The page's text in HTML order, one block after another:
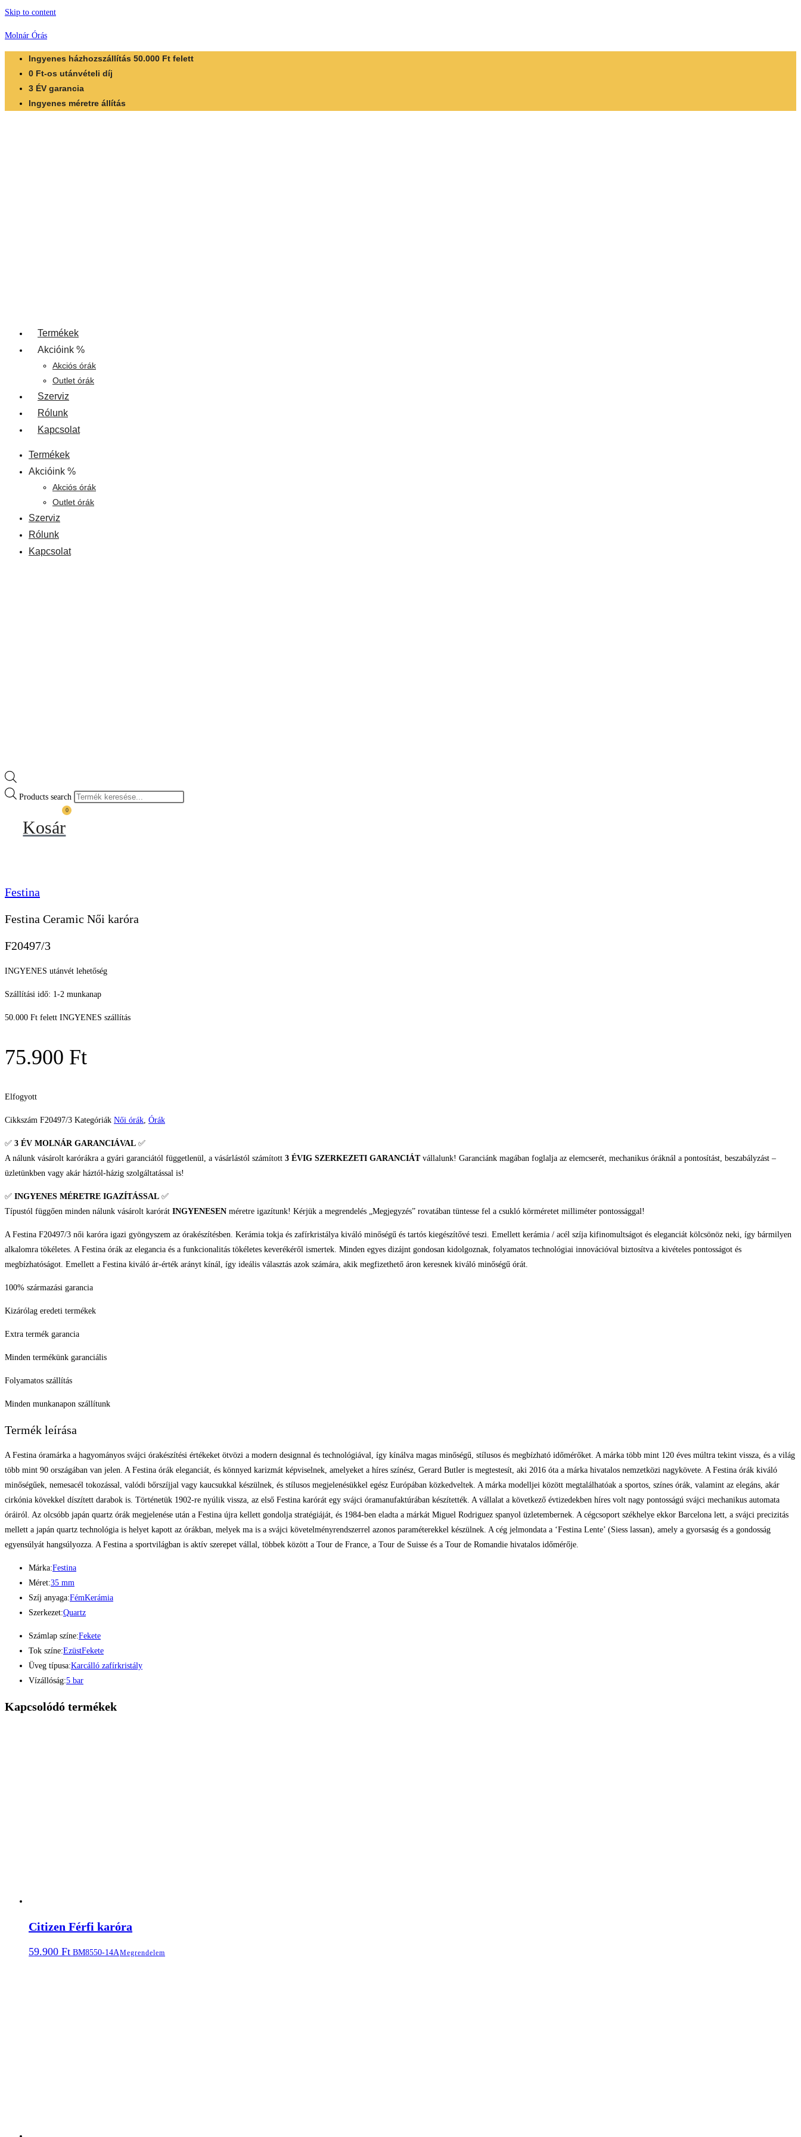
Skip to content
Molnár Órás
Ingyenes házhozszállítás 50.000 Ft felett
0 Ft-os utánvételi díj
3 ÉV garancia
Ingyenes méretre állítás
Termékek
Akcióink %
Akciós órák
Outlet órák
Szerviz
Rólunk
Kapcsolat
Termékek
Akcióink %
Akciós órák
Outlet órák
Szerviz
Rólunk
Kapcsolat
Products search
0
Kosár
Festina
Festina Ceramic Női karóra
F20497/3
INGYENES utánvét lehetőség
Szállítási idő: 1-2 munkanap
50.000 Ft felett INGYENES szállítás
75.900 Ft
Elfogyott
Cikkszám F20497/3 Kategóriák Női órák, Órák
✅ 3 ÉV MOLNÁR GARANCIÁVAL ✅
A nálunk vásárolt karórákra a gyári garanciától függetlenül, a vásárlástól számított 3 ÉVIG SZERKEZETI GARANCIÁTvállalunk! Garanciánk magában foglalja az elemcserét, mechanikus óráknál a pontosítást, beszabályzást –
üzletünkben vagy akár háztól-házig szolgáltatással is!
✅ INGYENES MÉRETRE IGAZÍTÁSSAL ✅
Típustól függően minden nálunk vásárolt karórát INGYENESEN méretre igazítunk! Kérjük a megrendelés „Megjegyzés” rovatában tüntesse fel a csukló körméretet milliméter pontossággal!
A Festina F20497/3 női karóra igazi gyöngyszem az órakészítésben. Kerámia tokja és zafírkristálya kiváló minőségű és tartós kiegészítővé teszi. Emellett kerámia / acél szíja kifinomultságot és eleganciát kölcsönöz neki, így bármilyen
alkalomra tökéletes. A Festina órák az elegancia és a funkcionalitás tökéletes keverékéről ismertek. Minden egyes dizájnt gondosan kidolgoznak, folyamatos technológiai innovációval biztosítva a kivételes pontosságot és
megbízhatóságot. Emellett a Festina kiváló ár-érték arányt kínál, így ideális választás azok számára, akik megfizethető áron keresnek kiváló minőségű órát.
100% származási garancia
Kizárólag eredeti termékek
Extra termék garancia
Minden termékünk garanciális
Folyamatos szállítás
Minden munkanapon szállítunk
Termék leírása
A Festina óramárka a hagyományos svájci órakészítési értékeket ötvözi a modern designnal és technológiával, így kínálva magas minőségű, stílusos és megbízható időmérőket. A márka több mint 120 éves múltra tekint vissza, és a világ
több mint 90 országában van jelen. A Festina órák eleganciát, és könnyed karizmát képviselnek, amelyeket a híres színész, Gerard Butler is megtestesít, aki 2016 óta a márka hivatalos nemzetközi nagykövete. A Festina órák kiváló
minőségűek, nemesacél tokozással, valódi bőrszíjjal vagy kaucsukkal készülnek, és stílusos megjelenésükkel egész Európában közkedveltek. A márka modelljei között megtalálhatóak a sportos, színes órák, valamint az elegáns, akár
cirkónia kövekkel díszített darabok is. Történetük 1902-re nyúlik vissza, az első Festina karórát egy svájci óramanufaktúrában készítették. A vállalat a következő évtizedekben híres volt nagy pontosságú svájci mechanikus automata
óráiról. Az olcsóbb japán quartz órák megjelenése után a Festina újra kellett gondolja stratégiáját, és 1984-ben eladta a márkát Miguel Rodriguez spanyol üzletembernek. A cégcsoport székhelye ekkor Barcelona lett, a svájci precizitás
mellett a japán quartz technológia is helyet kapott az órákban, melyek ma is a svájci követelményrendszerrel azonos paraméterekkel készülnek. A cég jelmondata a ‘Festina Lente’ (Siess lassan), amely a gyorsaság és a gondosság
egyensúlyát hangsúlyozza. A Festina a sportvilágban is aktív szerepet vállal, többek között a Tour de France, a Tour de Suisse és a Tour de Romandie hivatalos időmérője.
Márka:Festina
Méret:35 mm
Szíj anyaga:FémKerámia
Szerkezet:Quartz
Számlap színe:Fekete
Tok színe:EzüstFekete
Üveg típusa:Karcálló zafírkristály
Vízállóság:5 bar
Kapcsolódó termékek
Citizen Férfi karóra
59.900 Ft BM8550-14AMegrendelem